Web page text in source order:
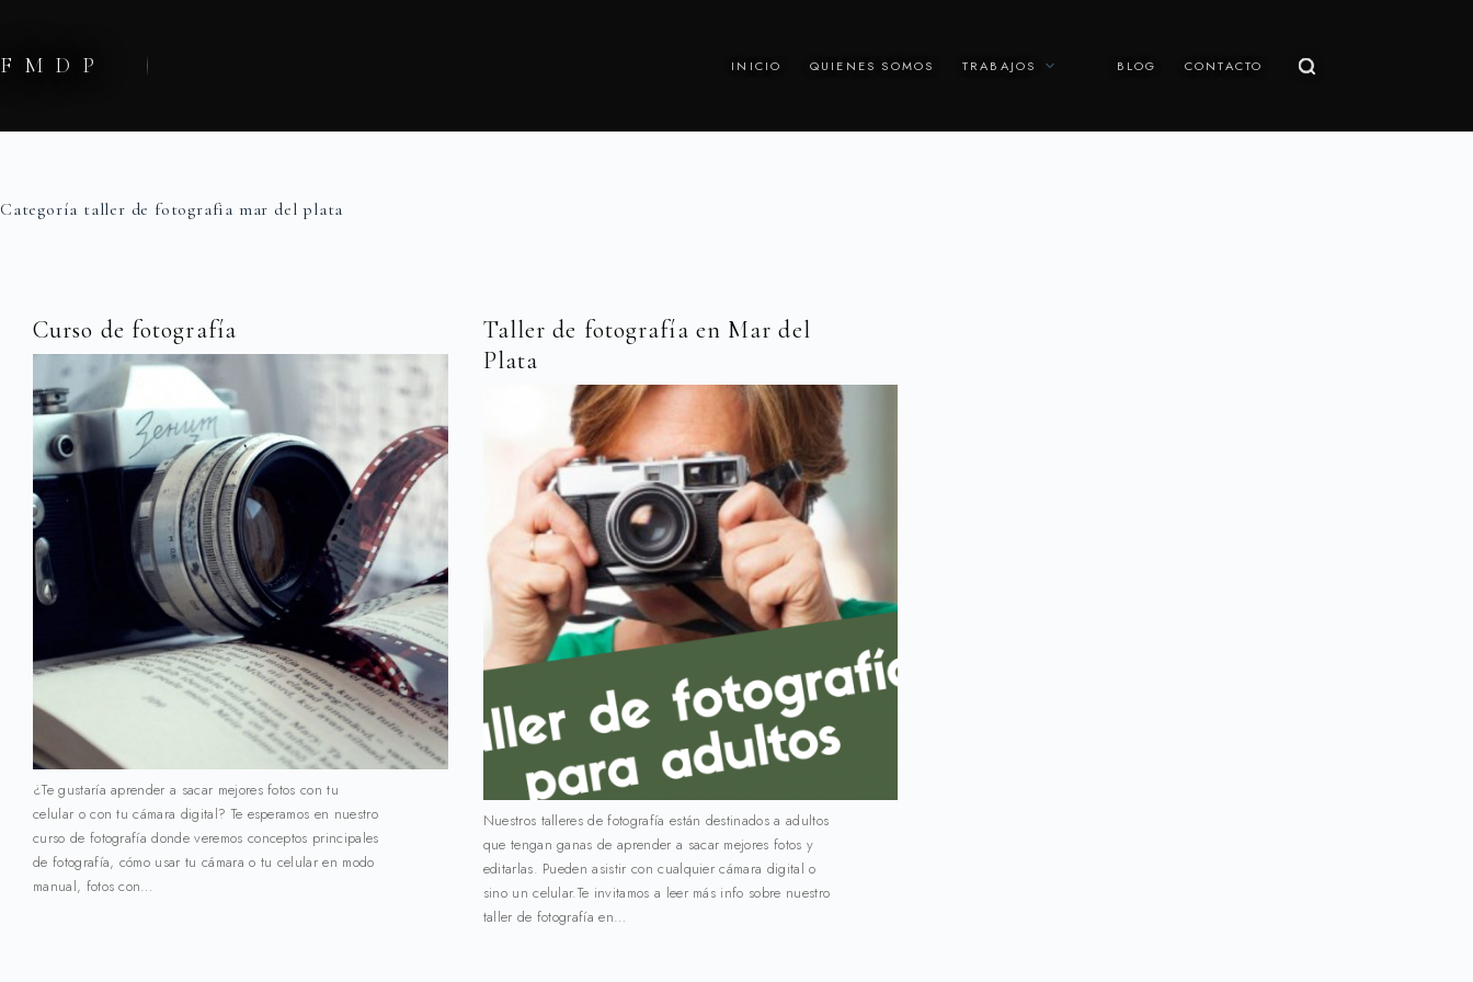
contenido
FMDP INICIO QUIENES SOMOS TRABAJOS BLOG CONTACTO
Categoría taller de fotografia mar del plata
Curso de fotografía
¿Te gustaría aprender a sacar mejores fotos con tu
celular o con tu cámara digital? Te esperamos en nuestro
curso de fotografía donde veremos conceptos principales
de fotografía, cómo usar tu cámara o tu celular en modo
manual, fotos con…
Taller de fotografía en Mar del
Plata
Nuestros talleres de fotografía están destinados a adultos
que tengan ganas de aprender a sacar mejores fotos y
editarlas. Pueden asistir con cualquier cámara digital o
sino un celular.Te invitamos a leer más info sobre nuestro
taller de fotografía en…